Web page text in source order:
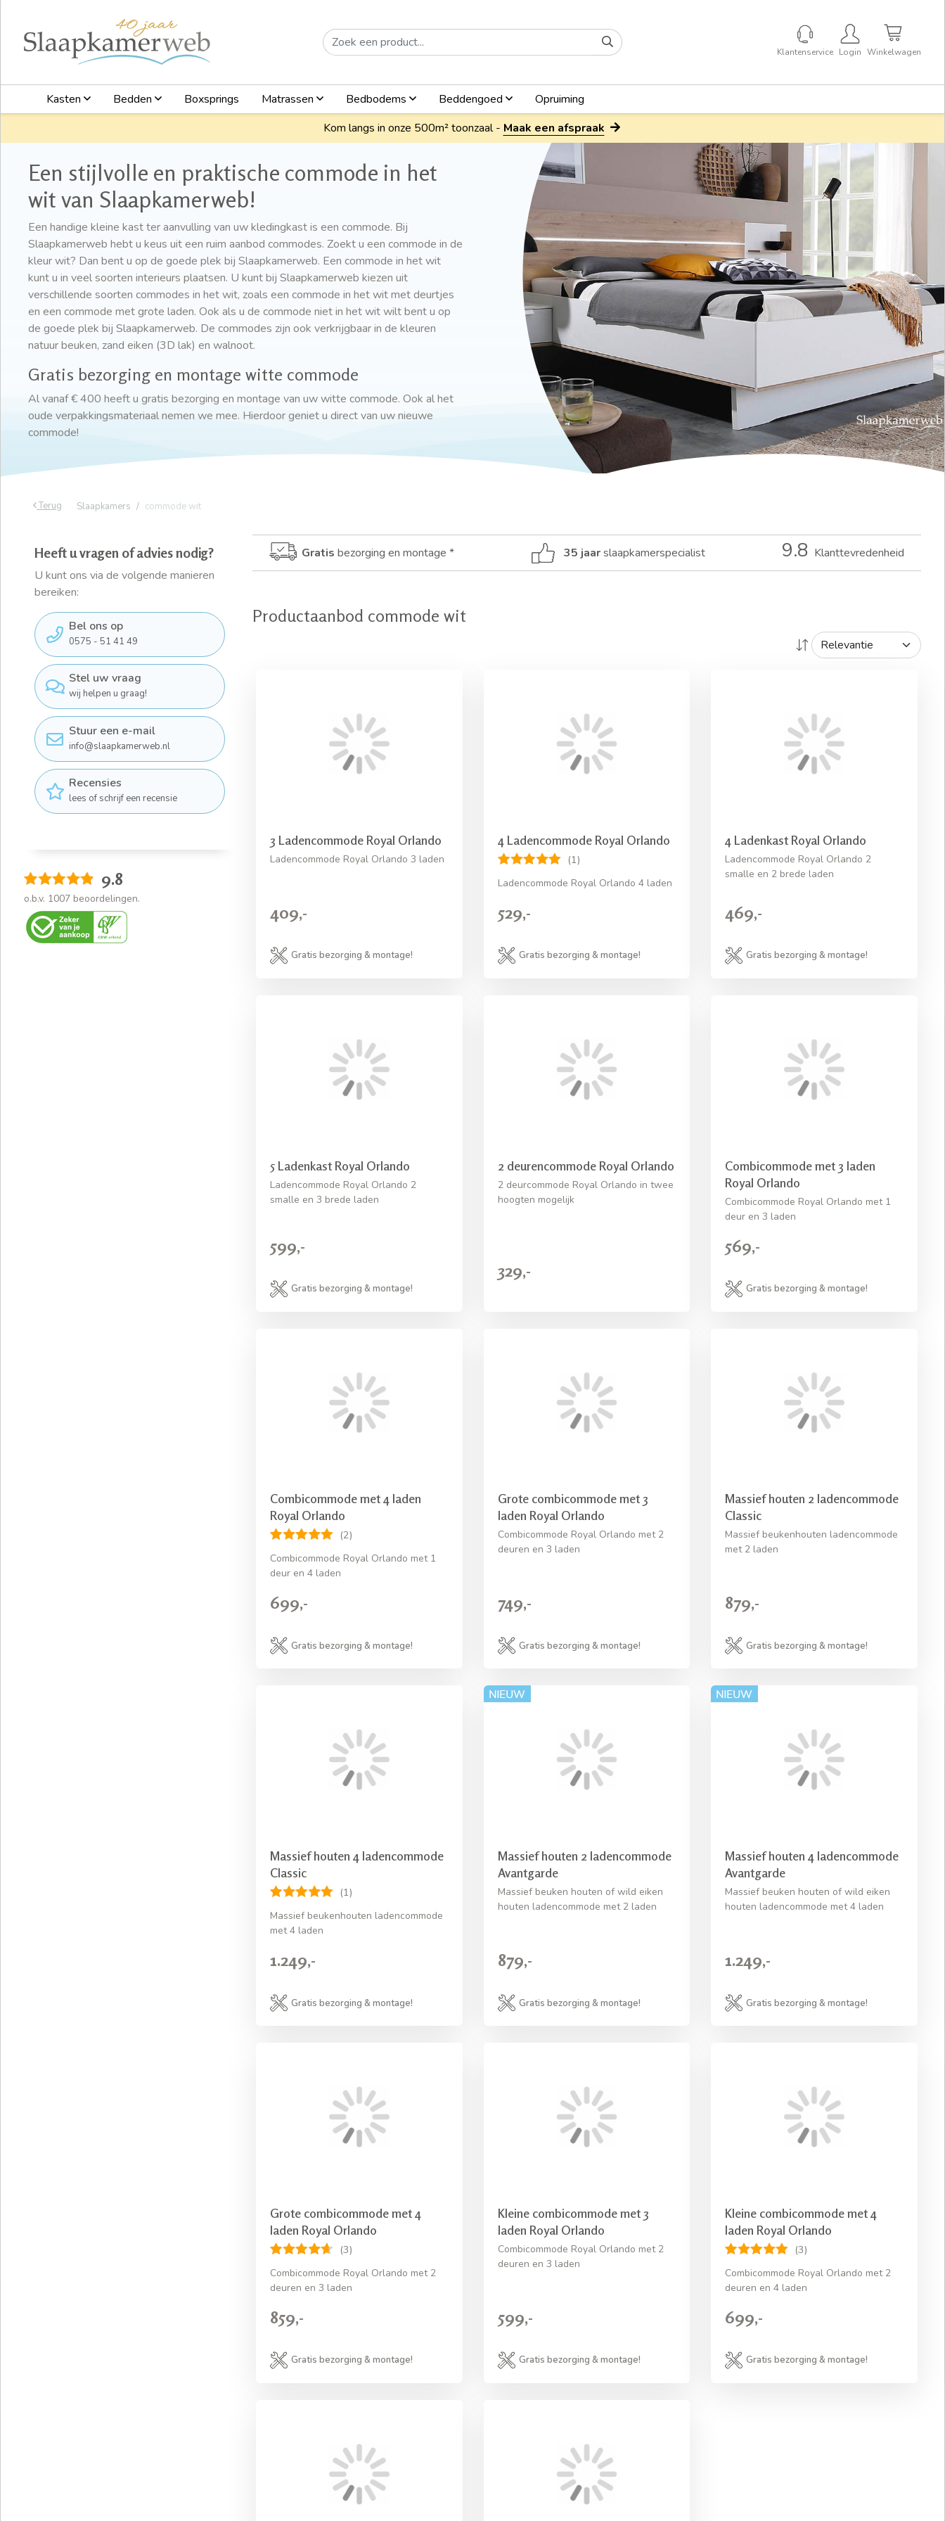
Klantenservice Login Winkelwagen
Kasten Bedden Boxsprings Matrassen Bedbodems Beddengoed
Opruiming
Kom langs in onze 500m² toonzaal - Maak een afspraak
Een stijlvolle en praktische commode in het
wit van Slaapkamerweb!
Een handige kleine kast ter aanvulling van uw kledingkast is een commode. Bij
Slaapkamerweb hebt u keus uit een ruim aanbod commodes. Zoekt u een commode in de
kleur wit? Dan bent u op de goede plek bij Slaapkamerweb. Een commode in het wit
kunt u in veel soorten interieurs plaatsen. U kunt bij Slaapkamerweb kiezen uit
verschillende soorten commodes in het wit, zoals een commode in het wit met deurtjes
en een commode met grote laden. Ook als u de commode niet in het wit wilt bent u op
de goede plek bij Slaapkamerweb. De commodes zijn ook verkrijgbaar in de kleuren
natuur beuken, zand eiken (3D lak) en walnoot.
Gratis bezorging en montage witte commode
Al vanaf € 400 heeft u gratis bezorging en montage van uw witte commode. Ook al het
oude verpakkingsmateriaal nemen we mee. Hierdoor geniet u direct van uw nieuwe
commode!
Terug Slaapkamers commode wit
Heeft u vragen of advies nodig?
U kunt ons via de volgende manieren
bereiken:
Bel ons op
0575 - 51 41 49
Stel uw vraag
wij helpen u graag!
Stuur een e-mail
info@slaapkamerweb.nl
Recensies
lees of schrijf een recensie
9.8
o.b.v. 1007 beoordelingen.
Gratis bezorging en montage * 35 jaarslaapkamerspecialist 9.8 Klanttevredenheid
Productaanbod commode wit
3 Ladencommode Royal Orlando
Ladencommode Royal Orlando 3 laden
409,-
Gratis bezorging & montage!
4 Ladencommode Royal Orlando
(1)
Ladencommode Royal Orlando 4 laden
529,-
Gratis bezorging & montage!
4 Ladenkast Royal Orlando
Ladencommode Royal Orlando 2
smalle en 2 brede laden
469,-
Gratis bezorging & montage!
5 Ladenkast Royal Orlando
Ladencommode Royal Orlando 2
smalle en 3 brede laden
599,-
Gratis bezorging & montage!
2 deurencommode Royal Orlando
2 deurcommode Royal Orlando in twee
hoogten mogelijk
329,-
Combicommode met 3 laden
Royal Orlando
Combicommode Royal Orlando met 1
deur en 3 laden
569,-
Gratis bezorging & montage!
Combicommode met 4 laden
Royal Orlando
(2)
Combicommode Royal Orlando met 1
deur en 4 laden
699,-
Gratis bezorging & montage!
Grote combicommode met 3
laden Royal Orlando
Combicommode Royal Orlando met 2
deuren en 3 laden
749,-
Gratis bezorging & montage!
Massief houten 2 ladencommode
Classic
Massief beukenhouten ladencommode
met 2 laden
879,-
Gratis bezorging & montage!
Massief houten 4 ladencommode
Classic
(1)
Massief beukenhouten ladencommode
met 4 laden
1.249,-
Gratis bezorging & montage!
Massief houten 2 ladencommode
Avantgarde
Massief beuken houten of wild eiken
houten ladencommode met 2 laden
879,-
Gratis bezorging & montage!
Massief houten 4 ladencommode
Avantgarde
Massief beuken houten of wild eiken
houten ladencommode met 4 laden
1.249,-
Gratis bezorging & montage!
Grote combicommode met 4
laden Royal Orlando
(3)
Combicommode Royal Orlando met 2
deuren en 3 laden
859,-
Gratis bezorging & montage!
Kleine combicommode met 3
laden Royal Orlando
Combicommode Royal Orlando met 2
deuren en 3 laden
599,-
Gratis bezorging & montage!
Kleine combicommode met 4
laden Royal Orlando
(3)
Combicommode Royal Orlando met 2
deuren en 4 laden
699,-
Gratis bezorging & montage!